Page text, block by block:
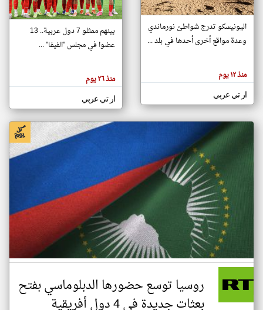
تغيير الدولة
اخبار جزر القمر على مدار الساعة
أهم اخبار جزر القمر العاجلة والمباشرة
هنا عن
وجهة
كاتبيها.
اليونيسكو تدرج شواطئ نورماندي
وعدة مواقع أخرى أحدها في بلد ...
منذ ١٢ يوم
ار تي عربي
بينهم ممثلو 7 دول عربية.. 13
عضوا في مجلس "الفيفا" ...
منذ ٢٦ يوم
ار تي عربي
روسيا توسع حضورها الدبلوماسي بفتح
بعثات جديدة في 4 دول أفريقية
klyoum.com